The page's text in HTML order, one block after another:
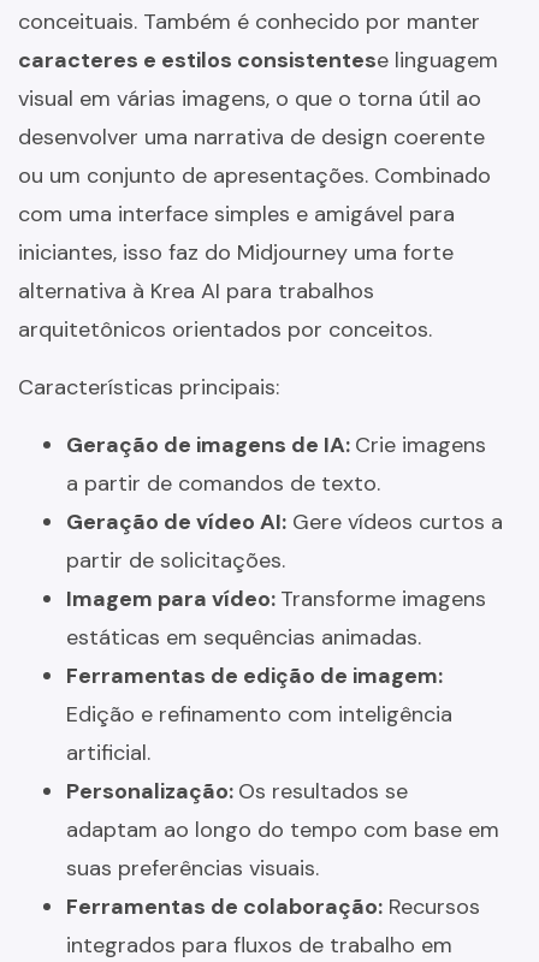
conceituais. Também é conhecido por manter
caracteres e estilos consistentese linguagem
visual em várias imagens, o que o torna útil ao
desenvolver uma narrativa de design coerente
ou um conjunto de apresentações. Combinado
com uma interface simples e amigável para
iniciantes, isso faz do Midjourney uma forte
alternativa à Krea AI para trabalhos
arquitetônicos orientados por conceitos.
Características principais:
Geração de imagens de IA: Crie imagens
a partir de comandos de texto.
Geração de vídeo AI: Gere vídeos curtos a
partir de solicitações.
Imagem para vídeo: Transforme imagens
estáticas em sequências animadas.
Ferramentas de edição de imagem:
Edição e refinamento com inteligência
artificial.
Personalização: Os resultados se
adaptam ao longo do tempo com base em
suas preferências visuais.
Ferramentas de colaboração: Recursos
integrados para fluxos de trabalho em